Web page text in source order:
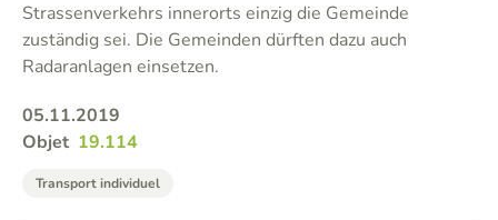
Strassenverkehrs innerorts einzig die Gemeinde
zuständig sei. Die Gemeinden dürften dazu auch
Radaranlagen einsetzen.
05.11.2019
Objet 19.114
Transport individuel